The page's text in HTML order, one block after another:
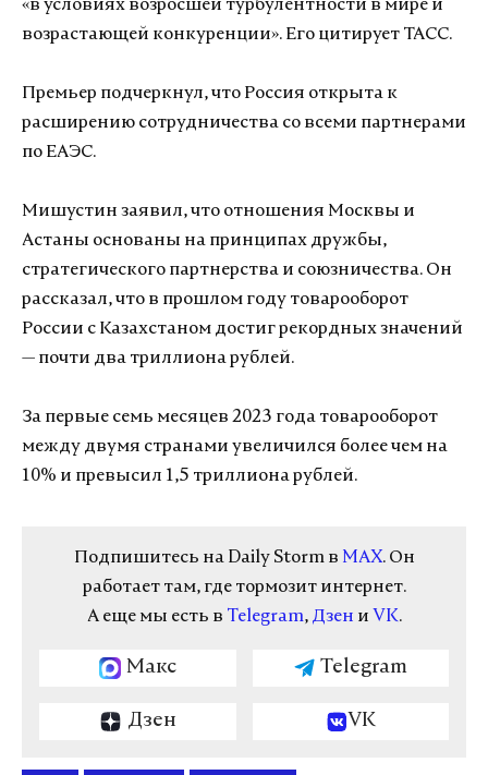
«в условиях возросшей турбулентности в мире и
возрастающей конкуренции». Его цитирует ТАСС.
Премьер подчеркнул, что Россия открыта к
расширению сотрудничества со всеми партнерами
по ЕАЭС.
Мишустин заявил, что отношения Москвы и
Астаны основаны на принципах дружбы,
стратегического партнерства и союзничества. Он
рассказал, что в прошлом году товарооборот
России с Казахстаном достиг рекордных значений
— почти два триллиона рублей.
За первые семь месяцев 2023 года товарооборот
между двумя странами увеличился более чем на
10% и превысил 1,5 триллиона рублей.
Подпишитесь на Daily Storm в MAX. Он
работает там, где тормозит интернет.
А еще мы есть в Telegram, Дзен и VK.
Макс Telegram
Дзен VK